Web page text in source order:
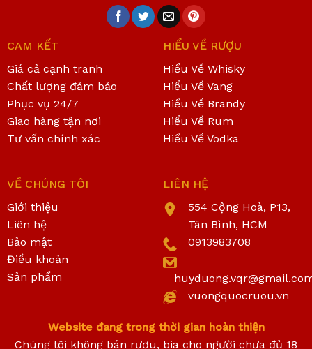
CAM KẾT
Giá cả cạnh tranh
Chất lượng đảm bảo
Phục vụ 24/7
Giao hàng tận nơi
Tư vấn chính xác
HIỂU VỀ RƯỢU
Hiểu Về Whisky
Hiểu Về Vang
Hiểu Về Brandy
Hiểu Về Rum
Hiểu Về Vodka
VỀ CHÚNG TÔI
Giới thiệu
Liên hệ
Bảo mật
Điều khoản
Sản phẩm
LIÊN HỆ
554 Cộng Hoà, P13,
Tân Bình, HCM
0913983708
vuongquocruou.vn
Website đang trong thời gian hoàn thiện
Chúng tôi không bán rượu, bia cho người chưa đủ 18